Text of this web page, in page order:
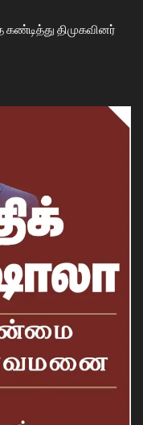
திமுகவினர்